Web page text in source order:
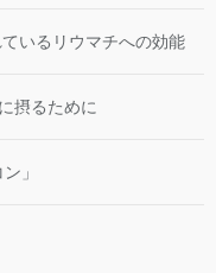
いるリウマチへの効能
摂るために
」